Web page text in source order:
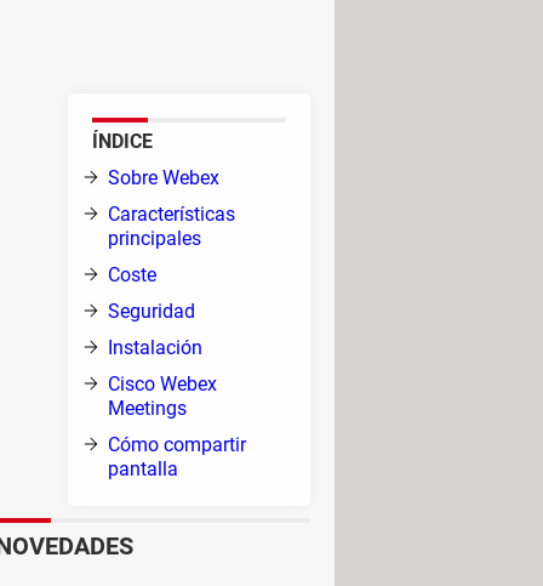
de sonido, entre muchas
ÍNDICE
Sobre Webex
Características
principales
Coste
Seguridad
Instalación
Cisco Webex
Meetings
Cómo compartir
pantalla
su